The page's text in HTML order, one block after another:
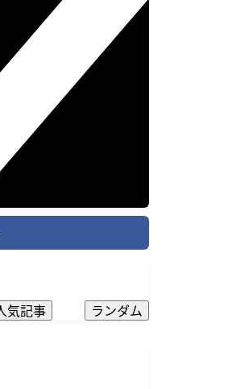
気記事 ランダム